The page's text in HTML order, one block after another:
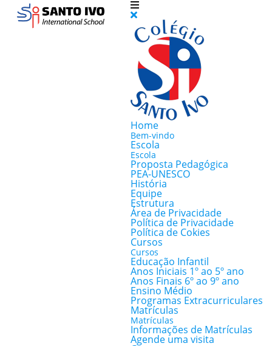
Home
Bem-vindo
Escola
Escola
Proposta Pedagógica
PEA-UNESCO
História
Equipe
Estrutura
Área de Privacidade
Política de Privacidade
Política de Cokies
Cursos
Cursos
Educação Infantil
Anos Iniciais 1º ao 5º ano
Anos Finais 6º ao 9º ano
Ensino Médio
Programas Extracurriculares
Matrículas
Matrículas
Informações de Matrículas
Agende uma visita